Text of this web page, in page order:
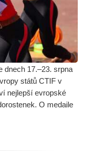
dnech 17.–23. srpna
států CTIF v
nejlepší evropské
O medaile